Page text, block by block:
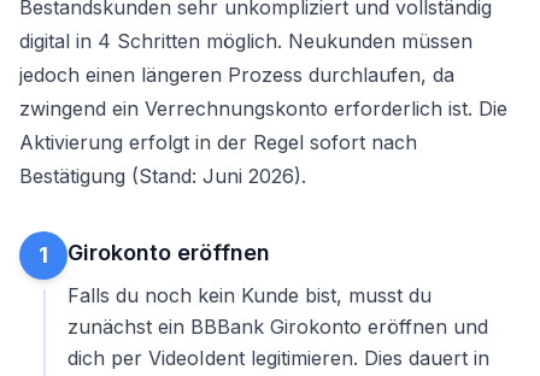
Bestandskunden sehr unkompliziert und vollständig
digital in 4 Schritten möglich. Neukunden müssen
jedoch einen längeren Prozess durchlaufen, da
zwingend ein Verrechnungskonto erforderlich ist. Die
Aktivierung erfolgt in der Regel sofort nach
Bestätigung (Stand: Juni 2026).
1 Girokonto eröffnen
Falls du noch kein Kunde bist, musst du
zunächst ein BBBank Girokonto eröffnen und
dich per VideoIdent legitimieren. Dies dauert in